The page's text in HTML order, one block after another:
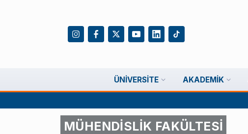
ÜNIVERSITE AKADEMIK
MÜHENDİSLİK FAKÜLTESİ